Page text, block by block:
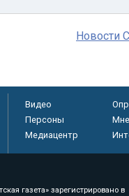
Новости
Видео
Персоны
Медиацентр
газета» зарегистрировано в